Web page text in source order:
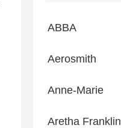
ABBA
Aerosmith
Anne-Marie
Aretha Franklin